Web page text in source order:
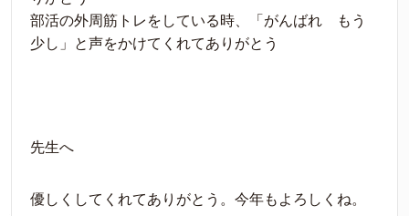
部活の外周筋トレをしている時、「がんばれ もう
少し」と声をかけてくれてありがとう
先生へ
優しくしてくれてありがとう。今年もよろしくね。